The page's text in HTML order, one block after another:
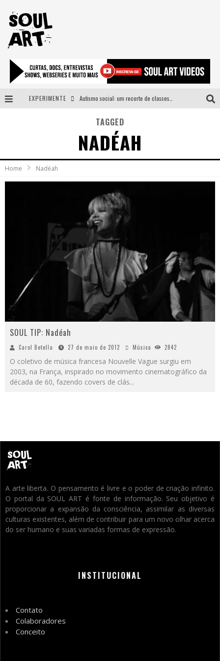
EXPERIMENTE
A subida da rampa é diferente!
Faça o bem! Mas, sem olhar a quem!?
Novo single de Arnaldo Tifu, “De Testa” explora brasilidade em sons, cores e símbolos
TAGGED
NADÉAH
Home Nadéah
SOUL TIP: Nadéah
Carol Betella 27 de maio de 2012 Música 2842
O coletivo de música francesa Nouvelle Vague surgiu em
2003, na França, inspirado no movimento cinematográfico da
década de 60, fazendo covers de clás...
A arte liberta. O pensamento é livre e o poder de criação infinito.
O portal da SOUL ART é fonte de informação. Seu objetivo é
proporcionar a expansão da consciência, assimilar as diversas
culturas existentes, além de contribuir para um novo olhar acerca
do ser humano e suas variadas formas de expressão.
INSTITUCIONAL
Contato
Colaboradores
Conceito